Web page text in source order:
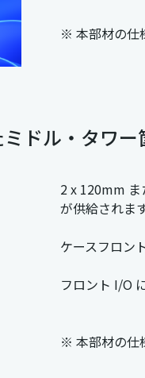
※ 本部材の仕
ドル・タワー
2 x 120mm
が供給されます
ケースフロン
フロント I/O
※ 本部材の仕